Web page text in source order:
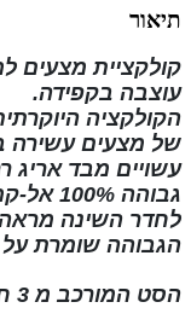
תיאור
קולקציית מצעים
עוצבה בקפידה.
הקולקציה
של מצעים עשירה
עשויים מבד אריג
גבוהה 100% אל-קמט
לחדר השינה מראה
הגבוהה שומרת
הסט המורכב מ 3 חלקים